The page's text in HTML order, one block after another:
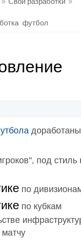
футбол
под стиль
по
по кубкам